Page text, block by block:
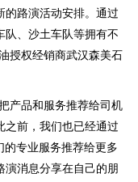
的路演活动安排。通过
队、沙土车队等拥有不
授权经销商武汉森美石
产品和服务推荐给司机
之前，我们也已经通过
的专业服务推荐给更多
演消息分享在自己的朋